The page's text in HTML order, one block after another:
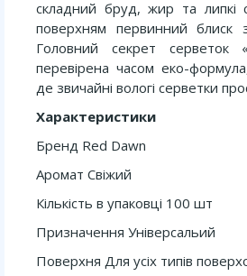
складний бруд, жир та липкі
поверхням первинний блиск
Головний секрет серветок
перевірена часом еко-
де звичайні вологі серветки
Характеристики
Бренд Red Dawn
Аромат Свіжий
Кількість в упаковці 100 шт
Призначення Універсальий
Поверхня Для усіх типів